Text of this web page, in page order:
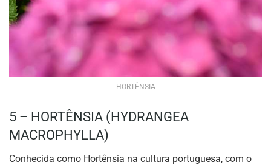
HORTÊNSIA
5 – HORTÊNSIA (HYDRANGEA
MACROPHYLLA)
Conhecida como Hortênsia na cultura portuguesa, com o